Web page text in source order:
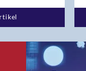
Birsfelden
Bolligen